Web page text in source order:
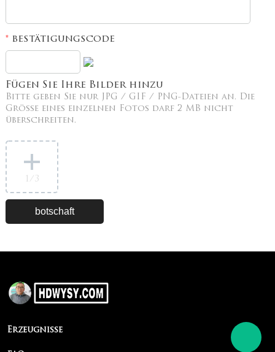
*bestätigungscode
Fügen Sie Ihre Bilder hinzu
Bitte geben Sie nur JPG / GIF / PNG-Dateien an. Die
Größe eines einzelnen Fotos darf 2 MB nicht
überschreiten.
1 /3
Erzeugnisse